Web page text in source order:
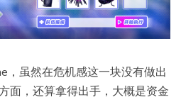
，虽然在危机感这一块没有做出
面，还算拿得出手，大概是资金